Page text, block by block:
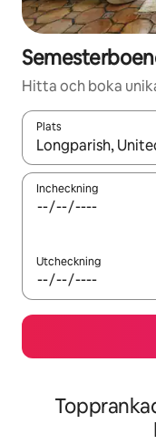
Hitta och boka
Plats
När resultaten är
Incheckning
Utcheckning